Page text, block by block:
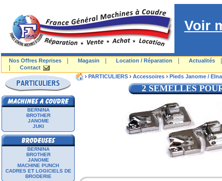
Voir
Nos Offres Reprises Magasin Location / Réparation Actualités
Contact
BERNINA
BROTHER
JANOME
JUKI
BERNINA
BROTHER
JANOME
MACHINE PUNCH
CADRES ET LOGICIELS DE
BRODERIE
› PARTICULIERS › Accessoires › Pieds Janome / Elna
2 SEMELLES